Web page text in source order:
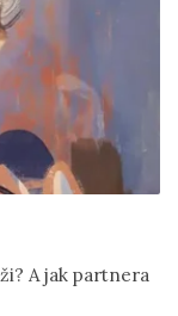
A jak partnera